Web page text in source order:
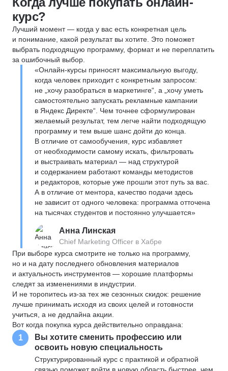
курс?
Лучший момент — когда у вас есть конкретная цель
и понимание, какой результат вы хотите. Это поможет
выбрать подходящую программу, формат и не переплатить
за ошибочный выбор.
«Онлайн-курсы приносят максимальную выгоду,
когда человек приходит с конкретным запросом:
не „хочу разобраться в маркетинге“, а „хочу уметь
самостоятельно запускать рекламные кампании
в Яндекс Директе“. Чем точнее сформулирован
желаемый результат, тем легче найти подходящую
программу и тем выше шанс дойти до конца.
В отличие от самообучения, курс избавляет
от необходимости самому искать, фильтровать
и выстраивать материал — над структурой
и содержанием работают команды методистов
и редакторов, которые уже прошли этот путь за вас.
А в отличие от ментора, качество подачи здесь
не зависит от одного человека: программа отточена
на тысячах студентов и постоянно улучшается»
Анна Линская
Chief Marketing Officer в Хабре
При выборе курса смотрите не только на программу,
но и на дату последнего обновления материалов
и актуальность инструментов — хорошие платформы
следят за изменениями в индустрии.
И не торопитесь из-за тех же сезонных скидок: решение
лучше принимать исходя из своих целей и готовности
учиться, а не дедлайна акции.
Вот когда покупка курса действительно оправдана:
1
Вы хотите сменить профессию или
освоить новую специальность
Структурированный курс с практикой и обратной